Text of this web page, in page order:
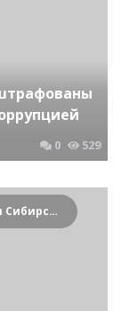
0 529
Криминальные новости Новосибирска и Сибирского региона